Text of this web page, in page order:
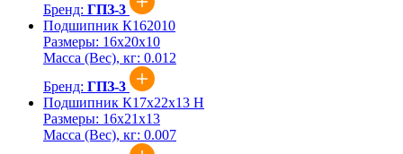
Бренд: ГПЗ-3
Подшипник К162010
Размеры: 16x20x10
Масса (Вес), кг: 0.012
Бренд: ГПЗ-3
Подшипник К17х22х13 Н
Размеры: 16x21x13
Масса (Вес), кг: 0.007